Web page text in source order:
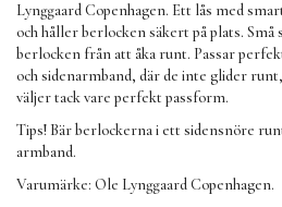
Lynggaard Copenhagen. Ett lås med
och håller berlocken säkert på plats.
berlocken från att åka runt. Passar
och sidenarmband, där de inte glider
väljer tack vare perfekt passform.
Tips! Bär berlockerna i ett sidensnöre
armband.
Varumärke: Ole Lynggaard Copenhagen.